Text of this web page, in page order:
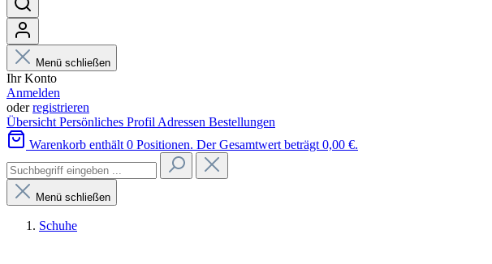
Menü schließen
Ihr Konto
Anmelden
oderregistrieren
Übersicht Persönliches Profil Adressen Bestellungen
Warenkorb enthält 0 Positionen. Der Gesamtwert beträgt 0,00 €.
Menü schließen
Schuhe